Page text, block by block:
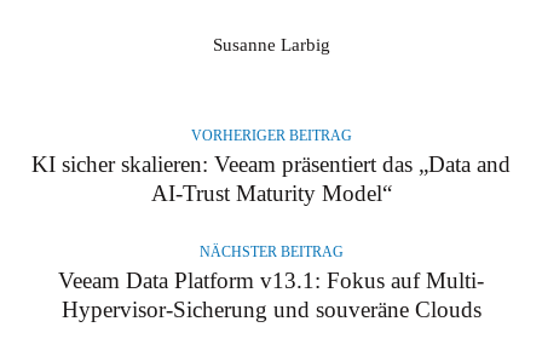
R
Susanne Larbig
VORHERIGER BEITRAG
KI sicher skalieren: Veeam präsentiert das „Data and
AI-Trust Maturity Model“
NÄCHSTER BEITRAG
Veeam Data Platform v13.1: Fokus auf Multi-
Hypervisor-Sicherung und souveräne Clouds